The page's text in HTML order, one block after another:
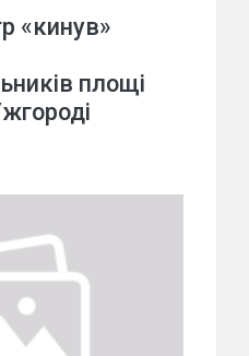
«кинув»
площі